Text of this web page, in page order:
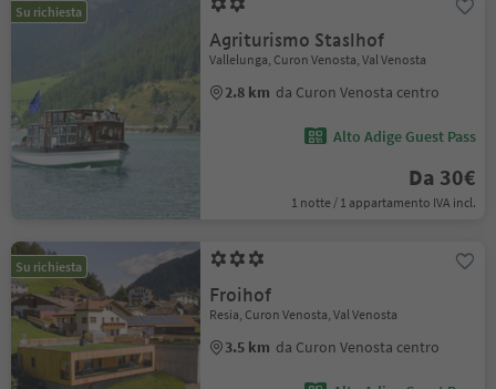
Su richiesta
Agriturismo Staslhof
Vallelunga, Curon Venosta, Val Venosta
2.8 km da Curon Venosta centro
Alto Adige Guest Pass
Da 30€
1 notte / 1 appartamento IVA incl.
Su richiesta
Froihof
Resia, Curon Venosta, Val Venosta
3.5 km da Curon Venosta centro